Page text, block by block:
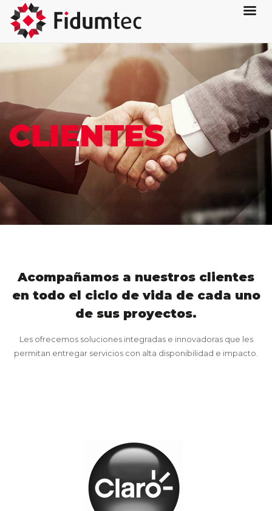
CLIENTES
Acompañamos a nuestros clientes
en todo el ciclo de vida de cada uno
de sus proyectos.
Les ofrecemos soluciones integradas e innovadoras que les
permitan entregar servicios con alta disponibilidad e impacto.